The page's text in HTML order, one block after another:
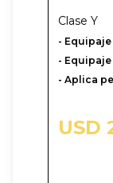
Clase Y
-‎ Equipaje
- Equipaje
- Aplica
USD